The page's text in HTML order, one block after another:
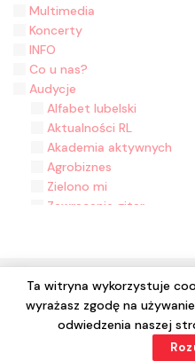
Multimedia
Koncerty
INFO
Co u nas?
Audycje
Alfabet lubelski
Aktualności RL
Akademia aktywnych
Agrobiznes
Zielono mi
Zawracanie gitar
Z folklorem na ty
Wyjęte z kontekstu
Wydział Muzyki
Wieści z Ziemi
© 2024 Wszelkie prawa
Ta witryna wykorzystuje
wyrażasz zgodę na
odwiedzenia naszej